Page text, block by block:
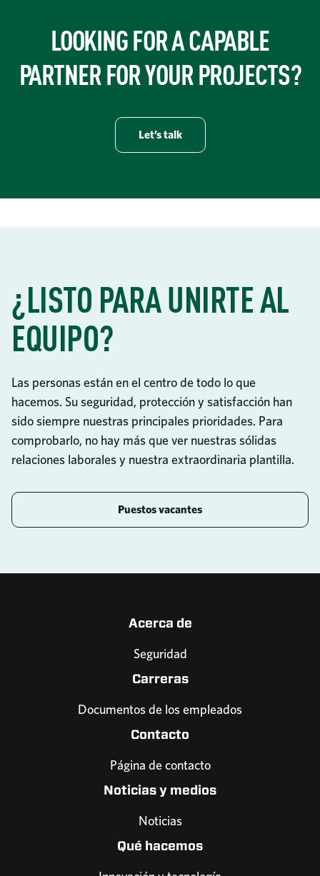
LOOKING FOR A CAPABLE
PARTNER FOR YOUR PROJECTS?
Let’s talk
¿LISTO PARA UNIRTE AL
EQUIPO?
Las personas están en el centro de todo lo que
hacemos. Su seguridad, protección y satisfacción han
sido siempre nuestras principales prioridades. Para
comprobarlo, no hay más que ver nuestras sólidas
relaciones laborales y nuestra extraordinaria plantilla.
Puestos vacantes
Acerca de
Seguridad
Carreras
Documentos de los empleados
Contacto
Página de contacto
Noticias y medios
Noticias
Qué hacemos